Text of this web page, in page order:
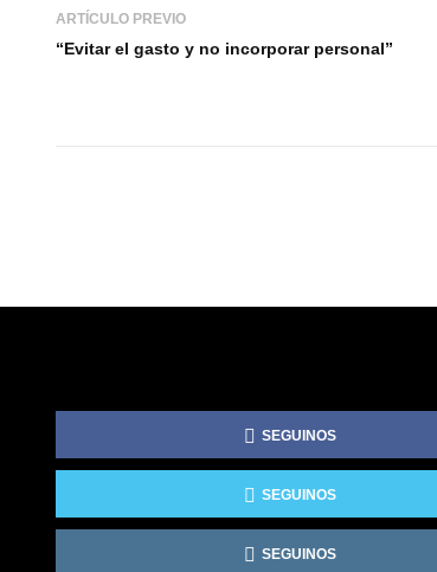
ARTÍCULO PREVIO
“Evitar el gasto y no incorporar personal”
SEGUINOS
SEGUINOS
SEGUINOS